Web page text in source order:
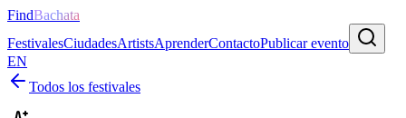
FindBachata
FestivalesCiudadesArtistsAprenderContactoPublicar evento
EN
Todos los festivales